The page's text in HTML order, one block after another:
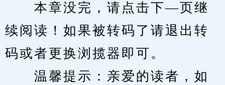
本章没完，请点击下—页继
续阅读！如果被转码了请退出转
码或者更换浏揽器即可。
温馨提示：亲爱的读者，如